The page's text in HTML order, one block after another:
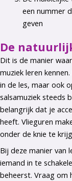
een nummer
geven
De
Dit is de manier
muziek leren
in de les, maar ook
salsamuziek steeds
belangrijk dat je
heeft. Vlieguren
onder de knie te
Bij deze manier van
iemand in te
beheerst. Vraag om